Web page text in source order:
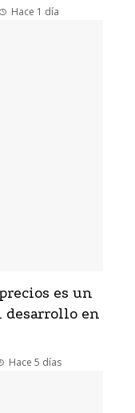
Hace 1 día
es un
desarrollo en
Hace 5 días